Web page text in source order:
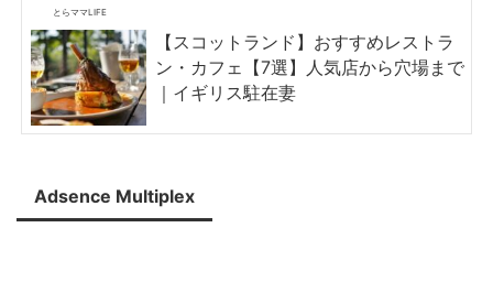
とらママLIFE
【スコットランド】おすすめレストラ
ン・カフェ【7選】人気店から穴場まで
｜イギリス駐在妻
Adsence Multiplex